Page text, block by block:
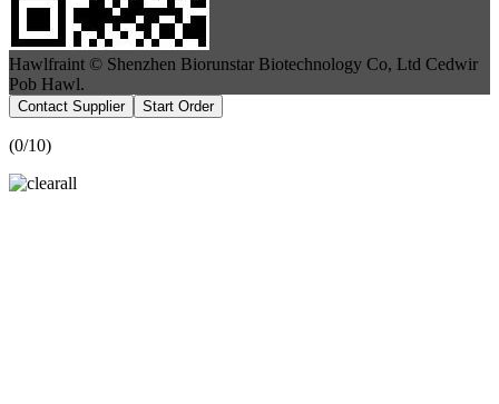
Hawlfraint © Shenzhen Biorunstar Biotechnology Co, Ltd Cedwir
Pob Hawl.
Contact Supplier Start Order
(0/10)